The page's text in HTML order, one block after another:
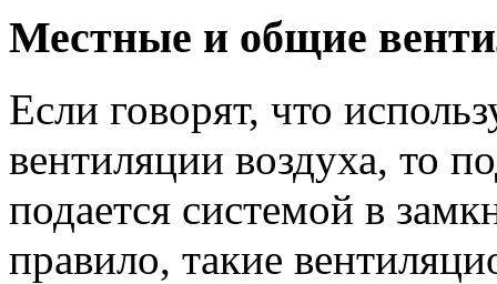
Местные и общие
Если говорят, что
вентиляции воздуха, то
подается системой в
правило, такие